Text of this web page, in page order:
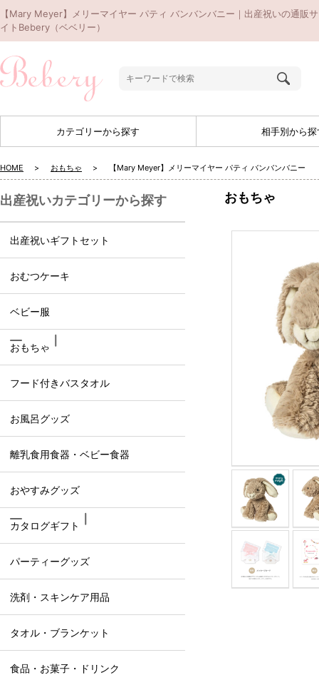
【Mary Meyer】メリーマイヤー パティ バンバンバニー｜出産祝いの通販サ
イトBebery（ベベリー）
カテゴリーから探す 相手別から探
HOME おもちゃ 【Mary Meyer】メリーマイヤー パティ バンバンバニー
おもちゃ
出産祝いカテゴリーから探す
出産祝いギフトセット
おむつケーキ
ベビー服
おもちゃ
フード付きバスタオル
お風呂グッズ
離乳食用食器・ベビー食器
おやすみグッズ
カタログギフト
パーティーグッズ
洗剤・スキンケア用品
タオル・ブランケット
食品・お菓子・ドリンク